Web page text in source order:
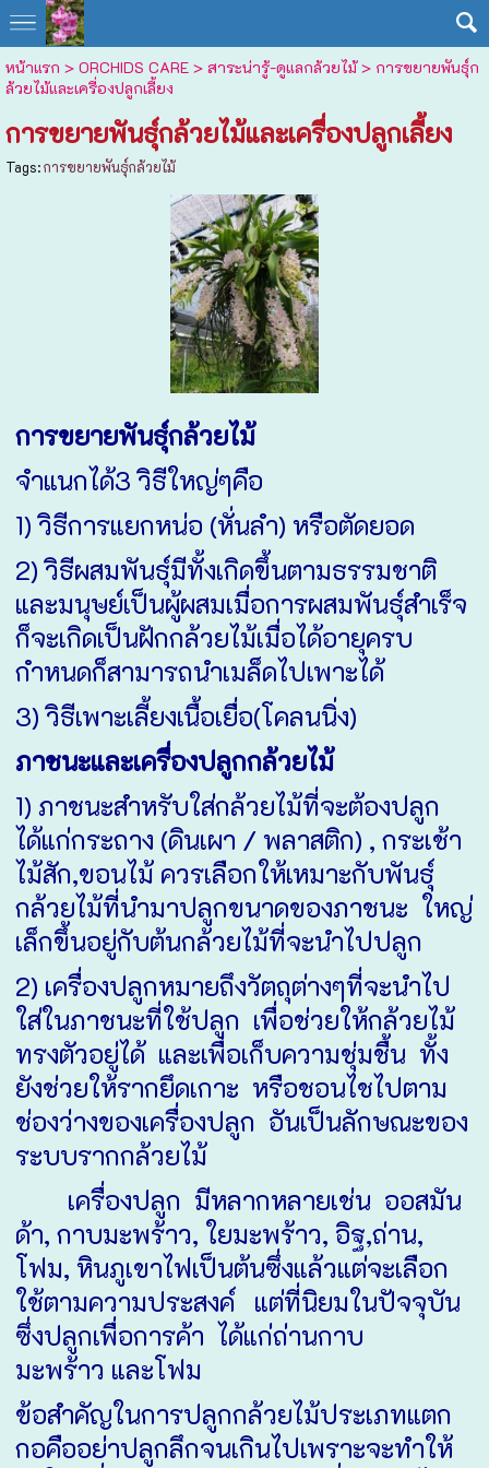
หน้าแรก > ORCHIDS CARE > สาระน่ารู้-ดูแลกล้วยไม้> การขยายพันธุ์ก
ล้วยไม้และเครื่องปลูกเลี้ยง
การขยายพันธุ์กล้วยไม้และเครื่องปลูกเลี้ยง
Tags:การขยายพันธุ์กล้วยไม้
การขยายพันธุ์กล้วยไม้
จำแนกได้3 วิธีใหญ่ๆคือ
1) วิธีการแยกหน่อ (หั่นลำ) หรือตัดยอด
2) วิธีผสมพันธุ์มีทั้งเกิดขึ้นตามธรรมชาติ
และมนุษย์เป็นผู้ผสมเมื่อการผสมพันธุ์สำเร็จ
ก็จะเกิดเป็นฝักกล้วยไม้เมื่อได้อายุครบ
กำหนดก็สามารถนำเมล็ดไปเพาะได้
3) วิธีเพาะเลี้ยงเนื้อเยื่อ(โคลนนิ่ง)
ภาชนะและเครื่องปลูกกล้วยไม้
1) ภาชนะสำหรับใส่กล้วยไม้ที่จะต้องปลูก
ได้แก่กระถาง (ดินเผา / พลาสติก) , กระเช้า
ไม้สัก,ขอนไม้ ควรเลือกให้เหมาะกับพันธุ์
กล้วยไม้ที่นำมาปลูกขนาดของภาชนะ ใหญ่
เล็กขึ้นอยู่กับต้นกล้วยไม้ที่จะนำไปปลูก
2) เครื่องปลูกหมายถึงวัตถุต่างๆที่จะนำไป
ใส่ในภาชนะที่ใช้ปลูก เพื่อช่วยให้กล้วยไม้
ทรงตัวอยู่ได้ และเพื่อเก็บความชุ่มชื้น ทั้ง
ยังช่วยให้รากยึดเกาะ หรือชอนไชไปตาม
ช่องว่างของเครื่องปลูก อันเป็นลักษณะของ
ระบบรากกล้วยไม้
เครื่องปลูก มีหลากหลายเช่น ออสมัน
ด้า, กาบมะพร้าว, ใยมะพร้าว, อิฐ,ถ่าน,
โฟม, หินภูเขาไฟเป็นต้นซึ่งแล้วแต่จะเลือก
ใช้ตามความประสงค์ แต่ที่นิยมในปัจจุบัน
ซึ่งปลูกเพื่อการค้า ได้แก่ถ่านกาบ
มะพร้าว และโฟม
ข้อสำคัญในการปลูกกล้วยไม้ประเภทแตก
กอคืออย่าปลูกลึกจนเกินไปเพราะจะทำให้